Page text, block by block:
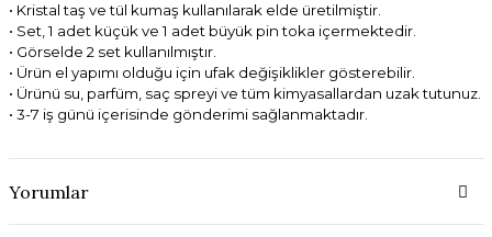
• Kristal taş ve tül kumaş kullanılarak elde üretilmiştir.
• Set, 1 adet küçük ve 1 adet büyük pin toka içermektedir.
• Görselde 2 set kullanılmıştır.
• Ürün el yapımı olduğu için ufak değişiklikler gösterebilir.
• Ürünü su, parfüm, saç spreyi ve tüm kimyasallardan uzak tutunuz.
• 3-7 iş günü içerisinde gönderimi sağlanmaktadır.
Yorumlar